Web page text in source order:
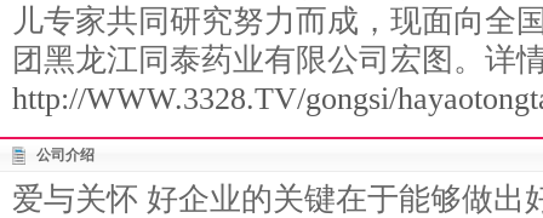
儿专家共同研究努力而成，现面向全
团黑龙江同泰药业有限公司宏图。详
http://WWW.3328.TV/gongsi/
公司介绍
爱与关怀 好企业的关键在于能够做出